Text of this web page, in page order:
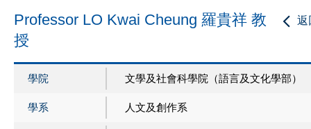
返
Professor LO Kwai Cheung 羅貴祥 教
授
學院 文學及社會科學院（語言及文化學部）
學系 人文及創作系